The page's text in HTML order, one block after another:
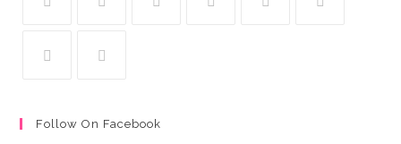
Follow On Facebook